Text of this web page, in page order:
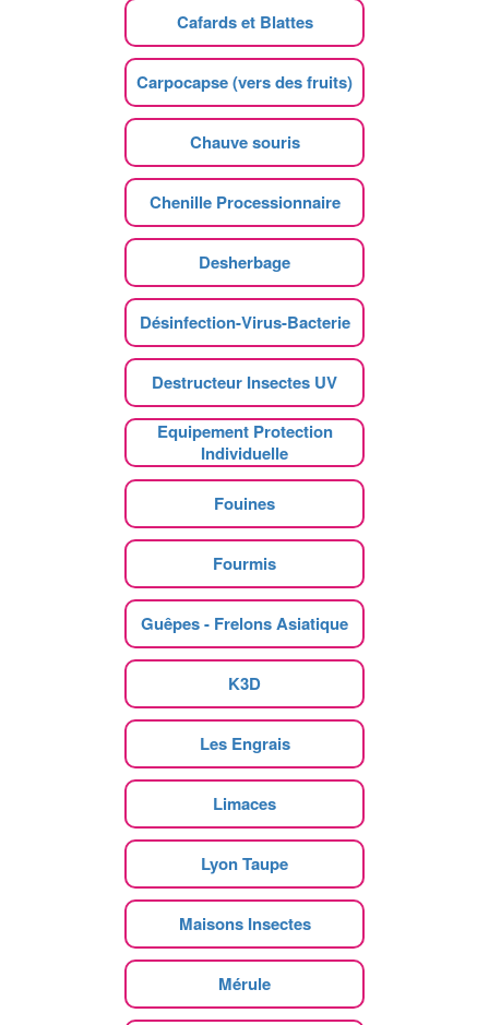
Cafards et Blattes
Carpocapse (vers des fruits)
Chauve souris
Chenille Processionnaire
Desherbage
Désinfection-Virus-Bacterie
Destructeur Insectes UV
Equipement Protection
Individuelle
Fouines
Fourmis
Guêpes - Frelons Asiatique
K3D
Les Engrais
Limaces
Lyon Taupe
Maisons Insectes
Mérule